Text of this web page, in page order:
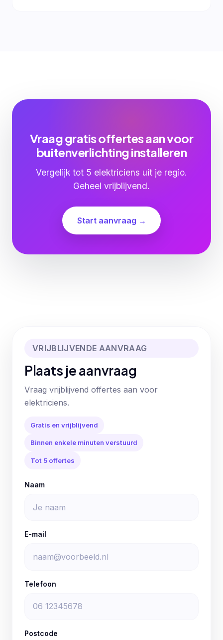
Vraag gratis offertes aan voor
buitenverlichting installeren
Vergelijk tot 5 elektriciens uit je regio.
Geheel vrijblijvend.
Start aanvraag →
VRIJBLIJVENDE AANVRAAG
Plaats je aanvraag
Vraag vrijblijvend offertes aan voor
elektriciens.
Gratis en vrijblijvend
Binnen enkele minuten verstuurd
Tot 5 offertes
Naam
E-mail
Telefoon
Postcode